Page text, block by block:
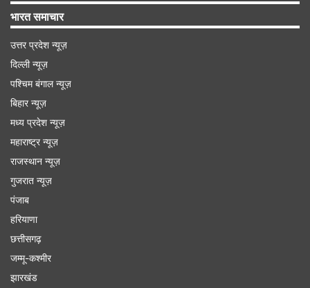
इन संकेतों को न करें अनदेखा
अगर आप किसी अपने में लगातार उदासी, पहले पसंद आने
वाली गतिविधियों में रुचि कम, लोगों से दूरी, पढ़ाई या काम में
ध्यान न लगना और बार-बार निराशा महसूस करना जैसी संकेत
देख रहे हैं तो उसे नजरअंदाज नहीं किया जाना चाहिए।
खुलकर करें बात
भारत समाचार
उत्तर प्रदेश न्यूज़
दिल्ली न्यूज़
पश्चिम बंगाल न्यूज़
बिहार न्यूज़
मध्य प्रदेश न्यूज़
महाराष्ट्र न्यूज़
राजस्थान न्यूज़
गुजरात न्यूज़
पंजाब
हरियाणा
छत्तीसगढ़
जम्मू-कश्मीर
झारखंड